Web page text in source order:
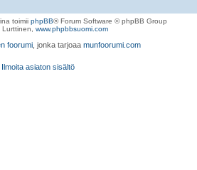
toimii phpBB® Forum Software © phpBB Group
www.phpbbsuomi.com
foorumi , jonka tarjoaa munfoorumi.com
Ilmoita asiaton sisältö